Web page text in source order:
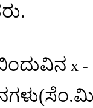
.
x -
(ಸೆಂ.